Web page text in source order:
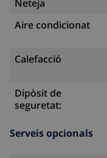
Neteja
Aire condicionat
Calefacció
Dipòsit de
seguretat:
Serveis opcionals